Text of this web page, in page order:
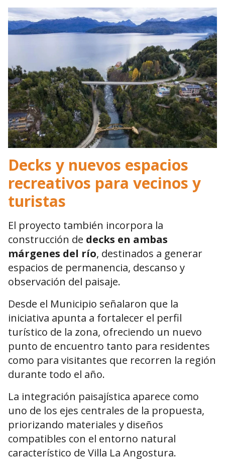
Decks y nuevos espacios
recreativos para vecinos y
turistas
El proyecto también incorpora la
construcción de decks en ambas
márgenes del río, destinados a generar
espacios de permanencia, descanso y
observación del paisaje.
Desde el Municipio señalaron que la
iniciativa apunta a fortalecer el perfil
turístico de la zona, ofreciendo un nuevo
punto de encuentro tanto para residentes
como para visitantes que recorren la región
durante todo el año.
La integración paisajística aparece como
uno de los ejes centrales de la propuesta,
priorizando materiales y diseños
compatibles con el entorno natural
característico de Villa La Angostura.